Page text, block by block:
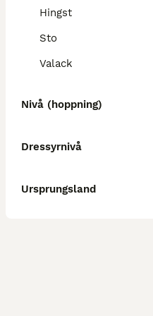
Hingst
Sto
Valack
Nivå (hoppning)
Dressyrnivå
Ursprungsland